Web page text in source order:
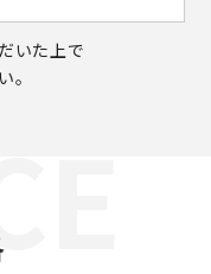
いた上で
。